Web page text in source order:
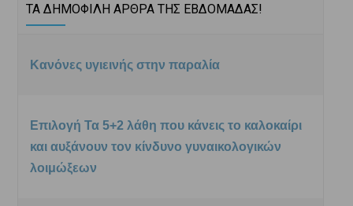
ΤΑ ΔΗΜΟΦΙΛΗ ΑΡΘΡΑ ΤΗΣ ΕΒΔΟΜΑΔΑΣ!
Κανόνες υγιεινής στην παραλία
Επιλογή Τα 5+2 λάθη που κάνεις το καλοκαίρι
και αυξάνουν τον κίνδυνο γυναικολογικών
λοιμώξεων